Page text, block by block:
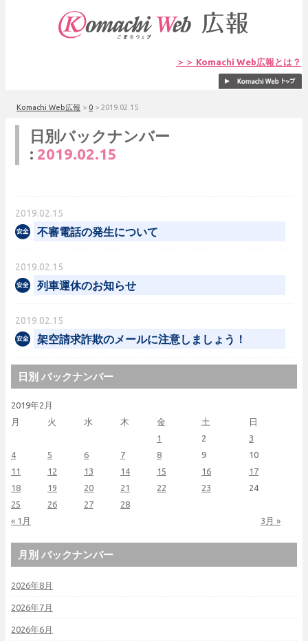
＞＞ Komachi Web広報とは？
Komachi Web広報 > 0 > 2019.02.15
日別バックナンバー
: 2019.02.15
2019.02.15
不審電話の発生について
2019.02.15
列車運休のお知らせ
2019.02.15
架空請求詐欺のメールに注意しましょう！
日別 バックナンバー
2019年2月
月
火 水 木 金 土 日
« 1月 3月 »
1 2
3
4
5 6 7 8 9
10
11
12 13 14 15 16
17
18
19 20 21 22 23
24
25
26 27 28
月別 バックナンバー
2026年8月
2026年7月
2026年6月